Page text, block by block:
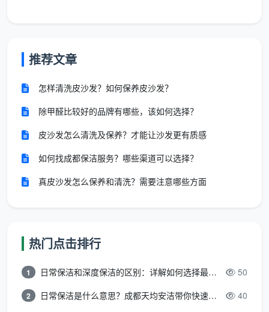
窗槽无沙砾，灯光侧看柜面无浮尘，真正做到开窗即
天均安洁保洁的技术人员会在每次作业后，当着业
务报告里，让“成都开荒保洁收多少钱一平方
钱都看得见。
为什么成都业主更信赖天均安洁保洁？
所有保洁师均为公司签约、经严格培训的正式员工，
从进门铺设地垫到离场带出垃圾，严格遵循32道标准
推荐文章
怎样清洗皮沙发？如何保养皮沙发？
除甲醛比较好的品牌有哪些，该如何选择？
皮沙发怎么清洗及保养？才能让沙发更有质感
如何找成都保洁服务？哪些渠道可以选择？
真皮沙发怎么保养和清洗？需要注意哪些方面
热门点击排行
1 日常保洁和深度保洁的区别：详解如何选择最适合的清洁服务 50
2 日常保洁是什么意思？成都天均安洁带你快速区分“日常vs深度vs开荒” 40